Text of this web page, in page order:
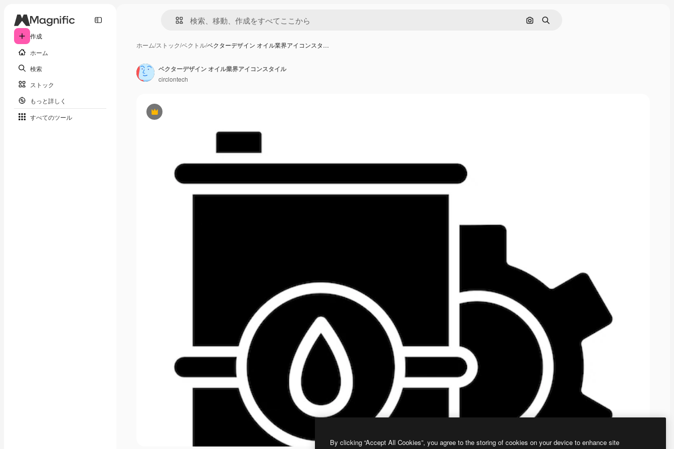
作成
ホーム
検索
ストック
もっと詳しく
すべてのツール
画像で検索
検索
ホーム/ストック/ベクトル/ベクターデザイン オイル業界アイコンスタ…
Premium
ベクターデザイン オイル業界アイコンスタイル
circlontech
By clicking “Accept All Cookies”, you agree to the storing of cookies on your device to enhance site